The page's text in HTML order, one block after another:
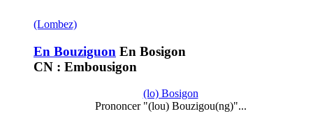
(Lombez)
En Bouziguon En Bosigon
CN : Embousigon
(lo) Bosigon
Prononcer "(lou) Bouzigou(ng)"...